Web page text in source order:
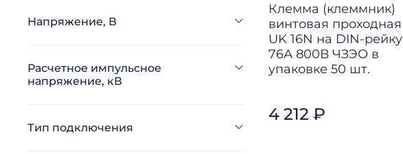
Клемма (клеммник)
винтовая проходная
UK 16N на DIN-рейку
76А 800В ЧЗЭО в
упаковке 50 шт.
4 212 ₽
Напряжение, В
Расчетное импульсное
напряжение, кВ
Тип подключения